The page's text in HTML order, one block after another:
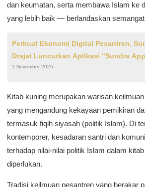
dan keumatan, serta membawa Islam ke
yang lebih baik — berlandaskan semangat
Perkuat Ekonomi Digital Pesantren,
Drajat Luncurkan Aplikasi “Sundra
1 November 2025
Kitab kuning merupakan warisan
yang mengandung kekayaan pemikiran
termasuk fiqih siyasah (politik Islam). Di
kontemporer, kesadaran santri dan
terhadap nilai-nilai politik Islam dalam
diperlukan.
Tradisi keilmuan pesantren yang berakar